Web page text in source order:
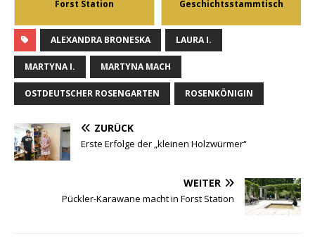
Forst Station Geschichtsstammtisch
ALEXANDRA BRONESKA LAURA I.
MARTYNA I. MARTYNA MACH
OSTDEUTSCHER ROSENGARTEN ROSENKÖNIGIN
ZURÜCK
Erste Erfolge der „kleinen Holzwürmer“
WEITER
Pückler-Karawane macht in Forst Station